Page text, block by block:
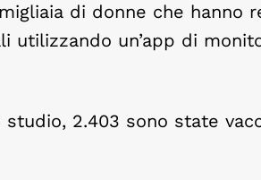
di donne che hanno
utilizzando un’app di
2.403 sono state